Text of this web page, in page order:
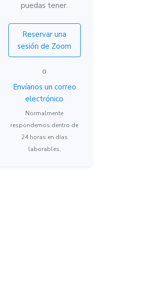
puedas tener.
Reservar una
sesión de Zoom
o
Envíanos un correo
electrónico
Normalmente
respondemos dentro de
24 horas en días
laborables.